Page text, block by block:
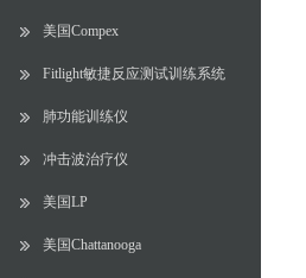
美国Compex
Fitlight敏捷反应测试训练系统
肺功能训练仪
冲击波治疗仪
美国LP
美国Chattanooga